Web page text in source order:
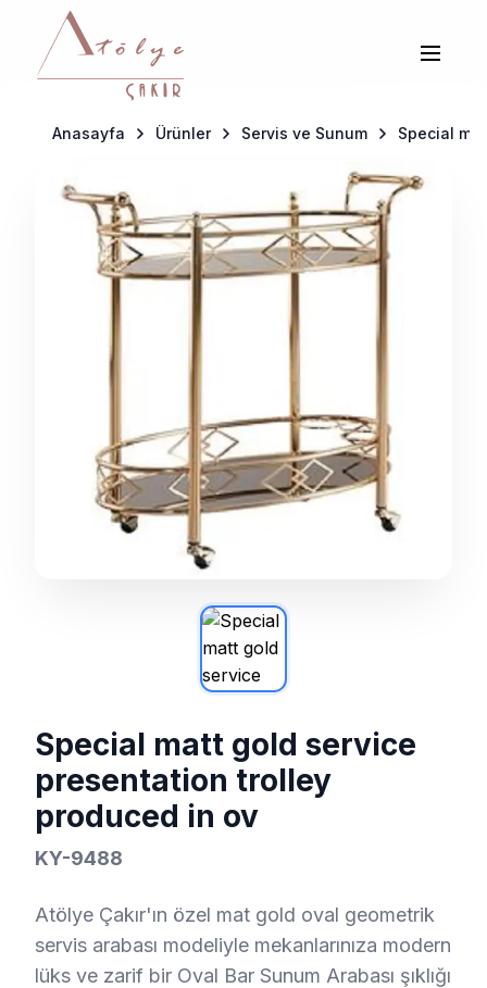
Anasayfa Ürünler Servis ve Sunum Special
Special matt gold service
presentation trolley
produced in ov
KY-9488
Atölye Çakır'ın özel mat gold oval geometrik
servis arabası modeliyle mekanlarınıza modern
lüks ve zarif bir Oval Bar Sunum Arabası şıklığı